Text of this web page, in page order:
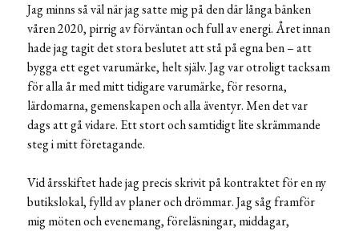
Jag minns så väl när jag satte mig på den där långa bänken
våren 2020, pirrig av förväntan och full av energi. Året innan
hade jag tagit det stora beslutet att stå på egna ben – att
bygga ett eget varumärke, helt själv. Jag var otroligt tacksam
för alla år med mitt tidigare varumärke, för resorna,
lärdomarna, gemenskapen och alla äventyr. Men det var
dags att gå vidare. Ett stort och samtidigt lite skrämmande
steg i mitt företagande.
Vid årsskiftet hade jag precis skrivit på kontraktet för en ny
butikslokal, fylld av planer och drömmar. Jag såg framför
mig möten och evenemang, föreläsningar, middagar,